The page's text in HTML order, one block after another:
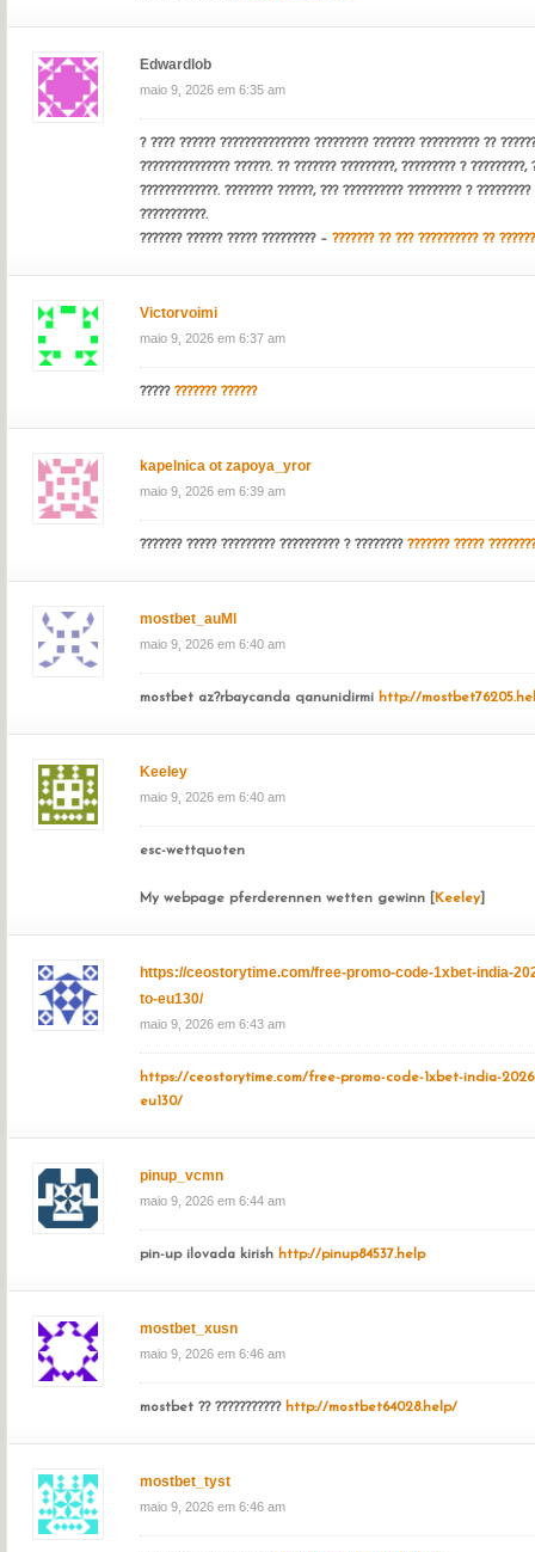
Edwardlob
maio 9, 2026 em 6:35 am
? ???? ?????? ??????????????? ????????? ??????? ?????????? ??
??????????????? ??????. ?? ??????? ?????????, ????????? ? ?????????,
?????????????. ???????? ??????, ??? ?????????? ????????? ?
???????????.
??????? ?????? ????? ????????? – ??????? ?? ??? ?????????? ??
Victorvoimi
maio 9, 2026 em 6:37 am
????? ??????? ??????
kapelnica ot zapoya_yror
maio 9, 2026 em 6:39 am
??????? ????? ????????? ?????????? ? ???????? ??????? ?????
mostbet_auMl
maio 9, 2026 em 6:40 am
mostbet az?rbaycanda qanunidirmi http://
Keeley
maio 9, 2026 em 6:40 am
esc-wettquoten
My webpage pferderennen wetten gewinn [ Keeley]
https://ceostorytime.com/free-promo-code-1xbet-india-
to-eu130/
maio 9, 2026 em 6:43 am
https://ceostorytime.com/free-promo-code-1xbet-india-
eu130/
pinup_vcmn
maio 9, 2026 em 6:44 am
pin-up ilovada kirish http://pinup84537.help
mostbet_xusn
maio 9, 2026 em 6:46 am
mostbet ?? ??????????? http://mostbet64028.help/
mostbet_tyst
maio 9, 2026 em 6:46 am